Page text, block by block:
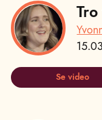
Se video